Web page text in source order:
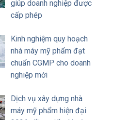
giúp doanh nghiệp được
cấp phép
Kinh nghiệm quy hoạch
nhà máy mỹ phẩm đạt
chuẩn CGMP cho doanh
nghiệp mới
Dịch vụ xây dựng nhà
máy mỹ phẩm hiện đại